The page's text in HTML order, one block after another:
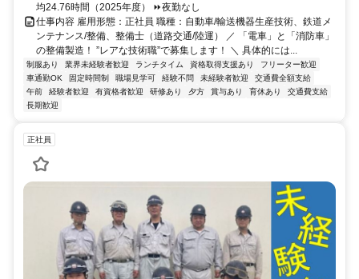
均24.76時間（2025年度） ⏩夜勤なし
仕事内容 雇用形態：正社員 職種：自動車/輸送機器生産技術、鉄道メ
ンテナンス/整備、整備士（道路交通/陸運） ／ 「電車」と「消防車」
の整備製造！ ”レアな技術職”で募集します！ ＼ 具体的には...
制服あり 業界未経験者歓迎 ランチタイム 資格取得支援あり
フリーター歓迎
車通勤OK
固定時間制 職場見学可 経験不問 未経験者歓迎
交通費全額支給
午前
経験者歓迎 有資格者歓迎 研修あり 夕方 賞与あり 育休あり
交通費支給
長期歓迎
正社員